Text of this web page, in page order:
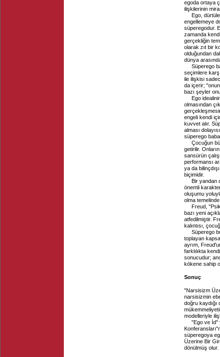
egoda ortaya
ilişkilerinin
Ego,
engellemeye
süperegodur.
zamanda
gerçekliğin
olarak zıt bir
olduğundan
dünya
Süperego
seçimlere
ile ilişkisi
da içerir;
bazı şeyler
Ego
olmasından
engeli kendi
kuvvet alır.
alması
süperego
Çocuğun
getirilir.
sansürün
performansı
ya da
biçimidir.
Bir yandan
önemli
oluşumu
olma
Freud,
bazı yeni
atfedilmiştir.
kalıntısı,
Süperego
toplayan
ayrım,
farklılıkta
sonucudur;
kökene sahip
Sonuç
"Narsisizm
narsisizmin
doğru
modelleriyle
"Ego ve İd"
süperegoya
Üzerine Bir
dönülmüş olur.